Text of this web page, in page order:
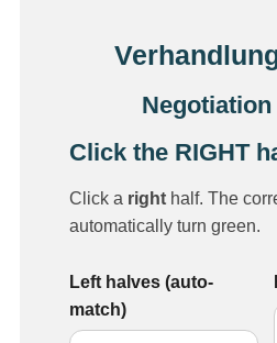
Click the RIGHT
Click a righthalf. The
automatically turn green.
Left halves (auto-
match)